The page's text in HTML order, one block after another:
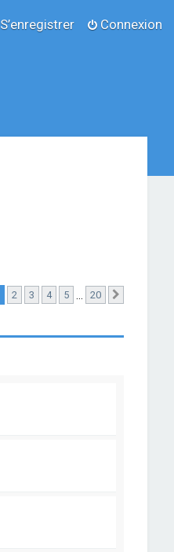
Connexion
S’enregistrer
sur 20
2 3 4 5 20